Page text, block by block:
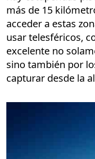
más de 15
acceder a estas
usar telesféricos,
excelente no
sino también por
capturar desde la